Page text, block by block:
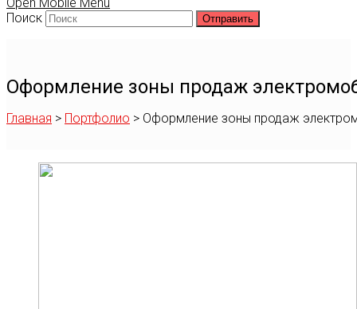
Поиск
Отправить
Оформление зоны продаж
Главная > Портфолио > Оформление зоны продаж